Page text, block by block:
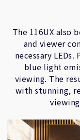
The 116UX also
and viewer
necessary
blue light
viewing. The
with stunning,